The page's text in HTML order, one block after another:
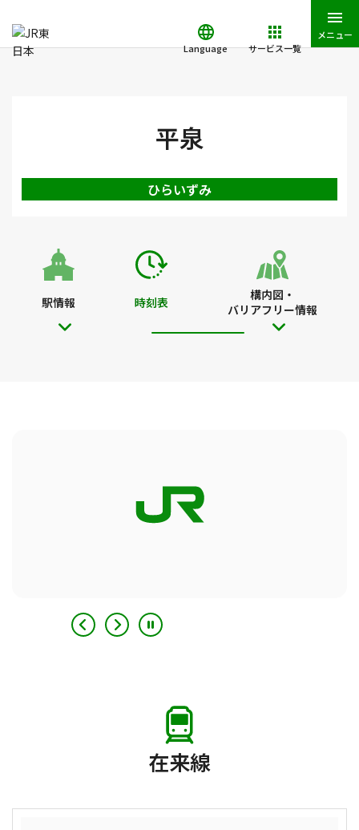
Language サービス一覧
メニュー
平泉
ひらいずみ
駅情報 時刻表
構内図・
バリアフリー情報
在来線